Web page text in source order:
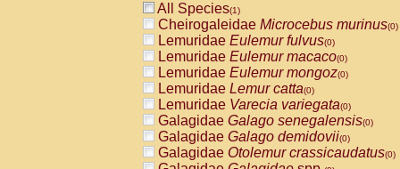
All Species(1)
Cheirogaleidae Microcebus murinus(0)
Lemuridae Eulemur fulvus(0)
Lemuridae Eulemur macaco(0)
Lemuridae Eulemur mongoz(0)
Lemuridae Lemur catta(0)
Lemuridae Varecia variegata(0)
Galagidae Galago senegalensis(0)
Galagidae Galago demidovii(0)
Galagidae Otolemur crassicaudatus(0)